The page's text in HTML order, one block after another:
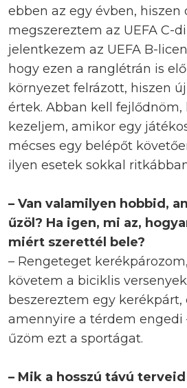
ebben az egy évben, hiszen
megszereztem az UEFA C-
jelentkezem az UEFA B-
hogy ezen a ranglétrán is
környezet felrázott, hiszen
értek. Abban kell fejlődnöm,
kezeljem, amikor egy
mécses egy belépőt
ilyen esetek sokkal
– Van valamilyen hobbid,
űzöl? Ha igen, mi az,
miért szerettél bele?
– Rengeteget
követem a biciklis
beszereztem egy kerékpárt,
amennyire a térdem engedi
űzöm ezt a sportágat.
– Mik a hosszú távú